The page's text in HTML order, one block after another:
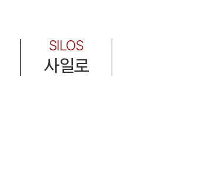
SILOS
사일로